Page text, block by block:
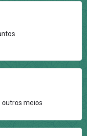
outros meios